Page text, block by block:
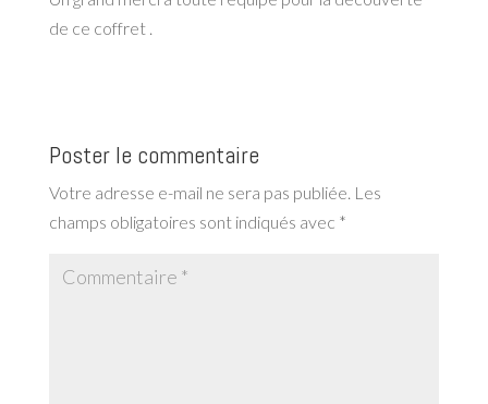
de ce coffret .
Poster le commentaire
Votre adresse e-mail ne sera pas publiée. Les
champs obligatoires sont indiqués avec *